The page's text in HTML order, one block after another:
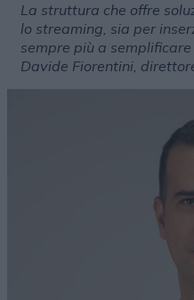
La struttura che offre
lo streaming, sia per
sempre più a
Davide Fiorentini,